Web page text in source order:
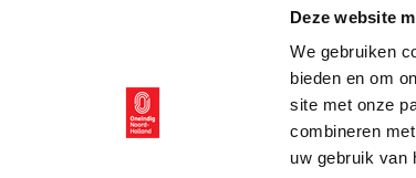
Deze website
We gebruiken
bieden en om
site met onze
combineren
uw gebruik van